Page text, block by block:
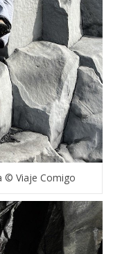
© Viaje Comigo